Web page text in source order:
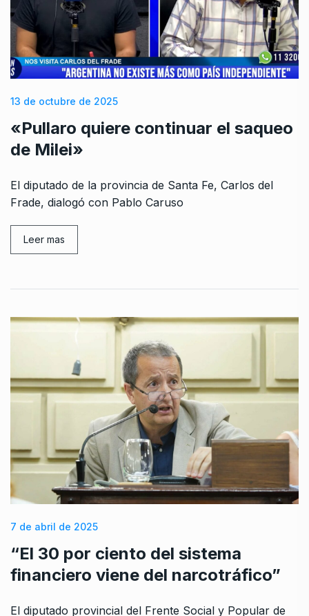
13 de octubre de 2025
«Pullaro quiere continuar el saqueo
de Milei»
El diputado de la provincia de Santa Fe, Carlos del
Frade, dialogó con Pablo Caruso
Leer mas
7 de abril de 2025
“El 30 por ciento del sistema
financiero viene del narcotráfico”
El diputado provincial del Frente Social y Popular de